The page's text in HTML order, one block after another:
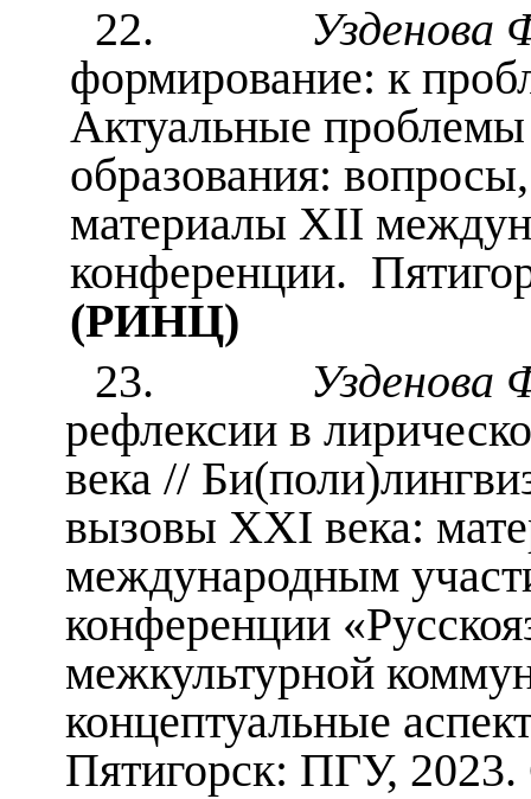
22.
Узденова
формирование: к
Актуальные
образования:
материалы XII
конференции.
(РИНЦ)
23.
Узденова
рефлексии в
века //
вызовы XXI века:
международным
конференции
межкультурной
концептуальные
Пятигорск: ПГУ,